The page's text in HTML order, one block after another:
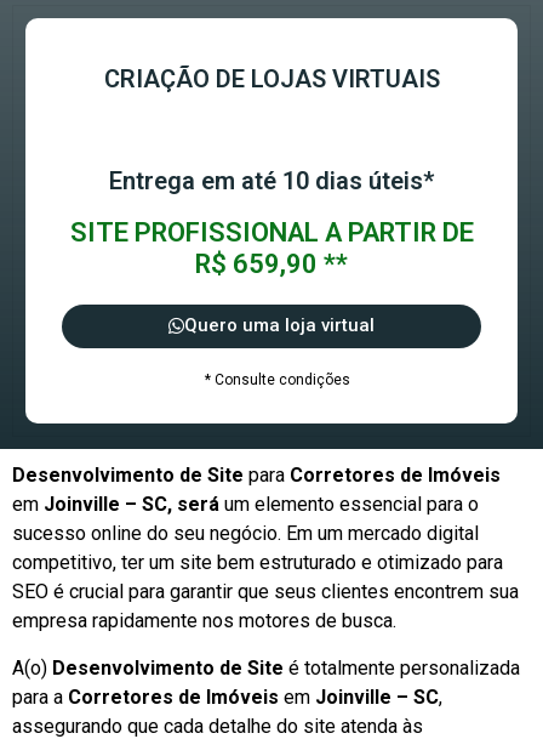
CRIAÇÃO DE LOJAS VIRTUAIS
Entrega em até 10 dias úteis*
SITE PROFISSIONAL A PARTIR DE
R$ 659,90 **
Quero uma loja virtual
* Consulte condições
Desenvolvimento de Site para Corretores de Imóveis
em Joinville – SC, será um elemento essencial para o
sucesso online do seu negócio. Em um mercado digital
competitivo, ter um site bem estruturado e otimizado para
SEO é crucial para garantir que seus clientes encontrem sua
empresa rapidamente nos motores de busca.
A(o) Desenvolvimento de Site é totalmente personalizada
para a Corretores de Imóveis em Joinville – SC,
assegurando que cada detalhe do site atenda às